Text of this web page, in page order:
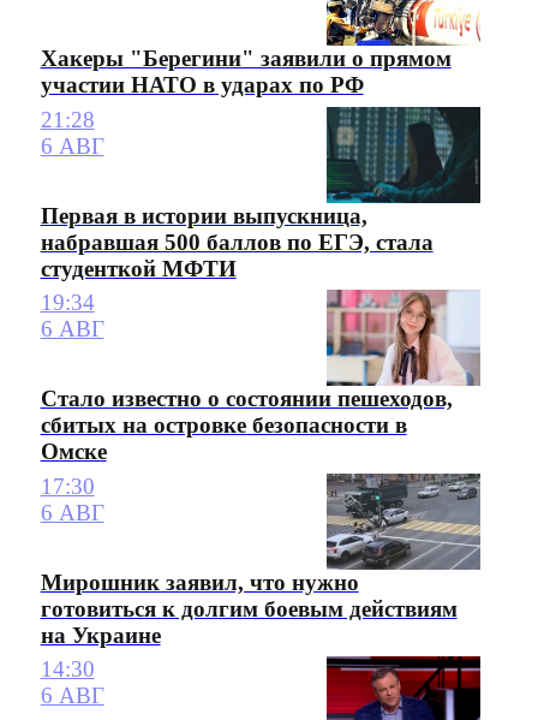
Хакеры "Берегини" заявили о прямом
участии НАТО в ударах по РФ
21:28
6 АВГ
Первая в истории выпускница,
набравшая 500 баллов по ЕГЭ, стала
студенткой МФТИ
19:34
6 АВГ
Стало известно о состоянии пешеходов,
сбитых на островке безопасности в
Омске
17:30
6 АВГ
Мирошник заявил, что нужно
готовиться к долгим боевым действиям
на Украине
14:30
6 АВГ